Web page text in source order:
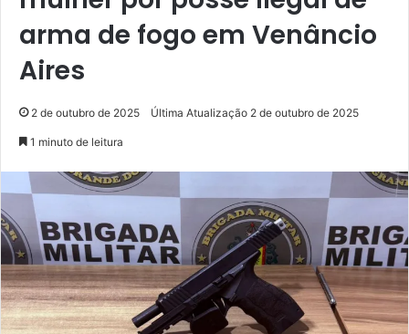
arma de fogo em Venâncio
Aires
2 de outubro de 2025 Última Atualização 2 de outubro de 2025
1 minuto de leitura